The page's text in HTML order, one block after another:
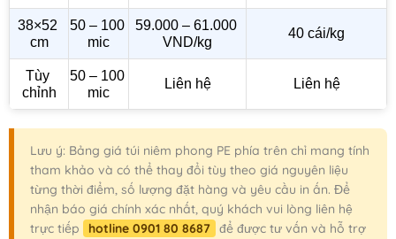
38×52
cm
50 – 100
mic
59.000 – 61.000
VND/kg
40 cái/kg
Tùy
chỉnh
50 – 100
mic
Liên hệ Liên hệ
Lưu ý: Bảng giá túi niêm phong PE phía trên chỉ mang tính
tham khảo và có thể thay đổi tùy theo giá nguyên liệu
từng thời điểm, số lượng đặt hàng và yêu cầu in ấn. Để
nhận báo giá chính xác nhất, quý khách vui lòng liên hệ
trực tiếp
hotline 0901 80 8687 để được tư vấn và hỗ trợ